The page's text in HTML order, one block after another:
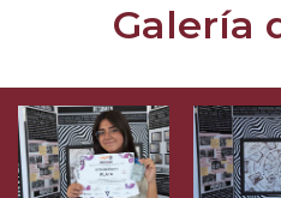
Galería